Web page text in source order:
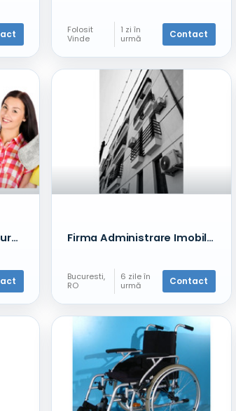
Folosit
Vinde
1 zi în
urmă
Contact
Curatare canapele Bucuresti. Curatare profesionala Firma Administrare Imobile - Sector 1 - Baneasa
Bucuresti,
RO
servicii
6 zile în
urmă
Contact